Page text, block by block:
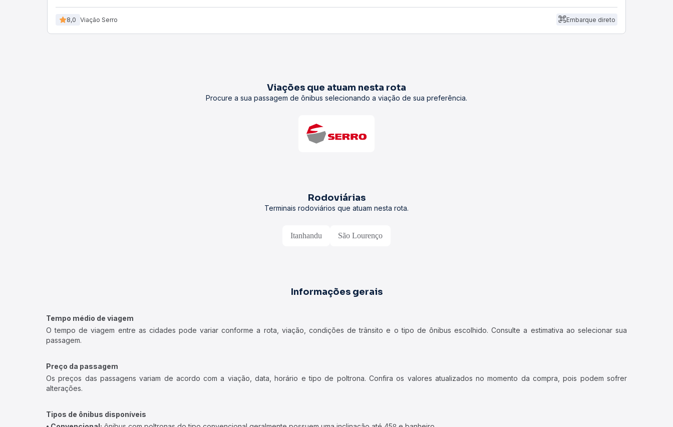
8,0 Viação Serro Embarque direto
Viações que atuam nesta rota
Procure a sua passagem de ônibus selecionando a viação de sua preferência.
Rodoviárias
Terminais rodoviários que atuam nesta rota.
Itanhandu São Lourenço
Informações gerais
Tempo médio de viagem
O tempo de viagem entre as cidades pode variar conforme a rota, viação, condições de trânsito e o tipo de ônibus escolhido. Consulte a estimativa ao selecionar sua
passagem.
Preço da passagem
Os preços das passagens variam de acordo com a viação, data, horário e tipo de poltrona. Confira os valores atualizados no momento da compra, pois podem sofrer
alterações.
Tipos de ônibus disponíveis